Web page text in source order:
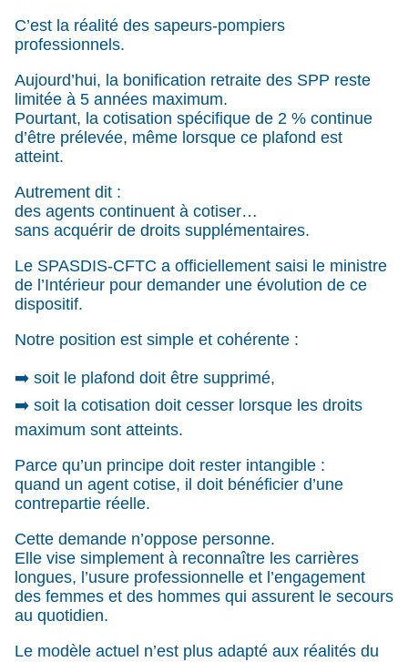
C’est la réalité des sapeurs-pompiers
professionnels.
Aujourd’hui, la bonification retraite des SPP reste
limitée à 5 années maximum.
Pourtant, la cotisation spécifique de 2 % continue
d’être prélevée, même lorsque ce plafond est
atteint.
Autrement dit :
des agents continuent à cotiser…
sans acquérir de droits supplémentaires.
Le SPASDIS-CFTC a officiellement saisi le ministre
de l’Intérieur pour demander une évolution de ce
dispositif.
Notre position est simple et cohérente :
➡️ soit le plafond doit être supprimé,
➡️ soit la cotisation doit cesser lorsque les droits
maximum sont atteints.
Parce qu’un principe doit rester intangible :
quand un agent cotise, il doit bénéficier d’une
contrepartie réelle.
Cette demande n’oppose personne.
Elle vise simplement à reconnaître les carrières
longues, l’usure professionnelle et l’engagement
des femmes et des hommes qui assurent le secours
au quotidien.
Le modèle actuel n’est plus adapté aux réalités du